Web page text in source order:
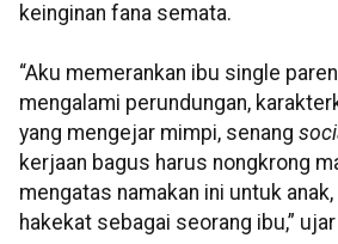
keinginan fana semata.
“Aku memerankan ibu single
mengalami perundungan,
yang mengejar mimpi, senang
kerjaan bagus harus nongkrong
mengatas namakan ini untuk
hakekat sebagai seorang ibu,”